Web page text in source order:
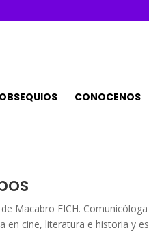
OBSEQUIOS CONOCENOS
Macabro FICH.
en cine, literatura e historia y